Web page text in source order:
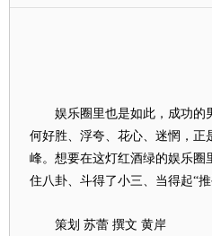
娱乐圈里也是如此，成功的男
何好胜、浮夸、花心、迷惘，正
峰。想要在这灯红酒绿的娱乐圈
住八卦、斗得了小三、当得起“
策划 苏蕾 撰文 黄岸